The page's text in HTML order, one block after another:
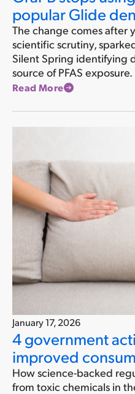
popular Glide
The change comes after
scientific scrutiny,
Silent Spring identifying
source of PFAS exposure.
Read More
4 government
improved
January 17, 2026
How science-backed
from toxic chemicals in